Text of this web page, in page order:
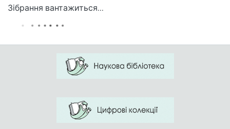
Зібрання вантажиться...